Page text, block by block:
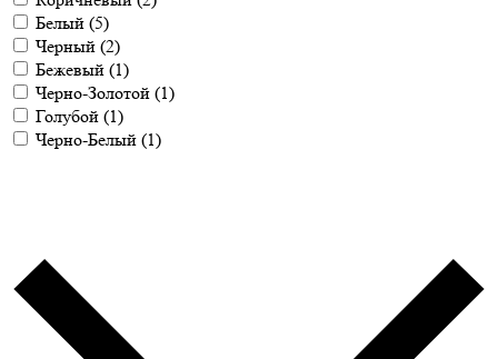
Белый (5)
Черный (2)
Бежевый (1)
Черно-Золотой (1)
Голубой (1)
Черно-Белый (1)